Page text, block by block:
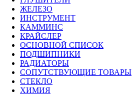
ЖЕЛЕЗО
ИНСТРУМЕНТ
КАММИНС
КРАЙСЛЕР
ОСНОВНОЙ СПИСОК
ПОДШИПНИКИ
РАДИАТОРЫ
СОПУТСТВУЮЩИЕ ТОВАРЫ
СТЕКЛО
ХИМИЯ